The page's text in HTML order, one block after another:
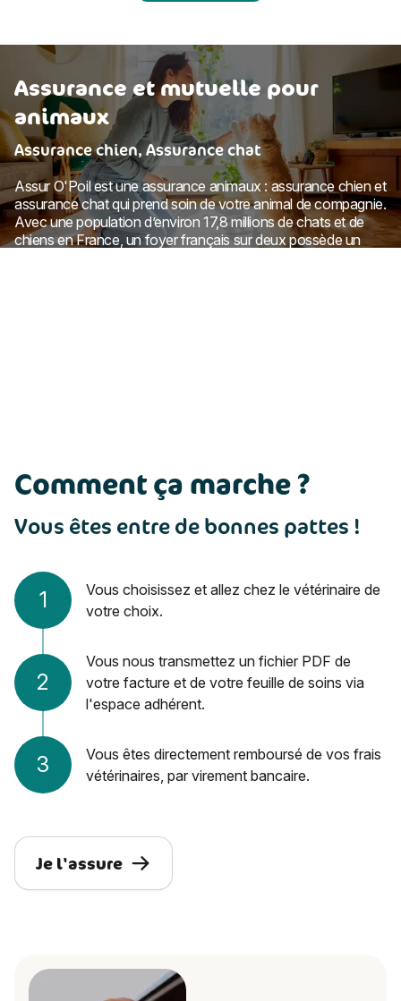
Assurance et mutuelle pour
animaux
Assurance chien, Assurance chat
Assur O'Poil est une assurance animaux : assurance chien et
assurance chat qui prend soin de votre animal de compagnie.
Avec une population d’environ 17,8 millions de chats et de
chiens en France, un foyer français sur deux possède un
Comment ça marche ?
Vous êtes entre de bonnes pattes !
1
Vous choisissez et allez chez le vétérinaire de
votre choix.
2
Vous nous transmettez un fichier PDF de
votre facture et de votre feuille de soins via
l'espace adhérent.
3
Vous êtes directement remboursé de vos frais
vétérinaires, par virement bancaire.
Je l'assure